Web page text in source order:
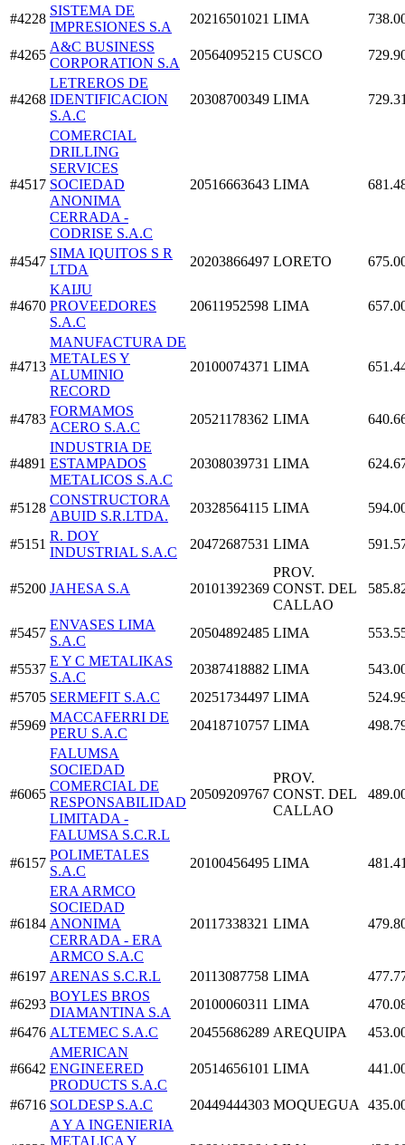
#4228
SISTEMA DE
IMPRESIONES S.A
20216501021 LIMA
#4265
A&C BUSINESS
CORPORATION S.A
20564095215 CUSCO
#4268
LETREROS DE
IDENTIFICACION
S.A.C
20308700349 LIMA
#4517
COMERCIAL
DRILLING
SERVICES
SOCIEDAD
ANONIMA
CERRADA -
CODRISE S.A.C
20516663643 LIMA
#4547
SIMA IQUITOS S R
LTDA
20203866497 LORETO
#4670
KAIJU
PROVEEDORES
S.A.C
20611952598 LIMA
#4713
MANUFACTURA DE
METALES Y
ALUMINIO
RECORD
20100074371 LIMA
#4783
FORMAMOS
ACERO S.A.C
20521178362 LIMA
#4891
INDUSTRIA DE
ESTAMPADOS
METALICOS S.A.C
20308039731 LIMA
#5128
CONSTRUCTORA
ABUID S.R.LTDA.
20328564115 LIMA
#5151
R. DOY
INDUSTRIAL S.A.C
20472687531 LIMA
#5200 JAHESA S.A 20101392369
PROV.
CONST. DEL
CALLAO
#5457
ENVASES LIMA
S.A.C
20504892485 LIMA
#5537
E Y C METALIKAS
S.A.C
20387418882 LIMA
#5705 SERMEFIT S.A.C 20251734497 LIMA
#5969
MACCAFERRI DE
PERU S.A.C
20418710757 LIMA
#6065
FALUMSA
SOCIEDAD
COMERCIAL DE
RESPONSABILIDAD
LIMITADA -
FALUMSA S.C.R.L
20509209767
PROV.
CONST. DEL
CALLAO
#6157
POLIMETALES
S.A.C
20100456495 LIMA
#6184
ERA ARMCO
SOCIEDAD
ANONIMA
CERRADA - ERA
ARMCO S.A.C
20117338321 LIMA
#6197 ARENAS S.C.R.L 20113087758 LIMA
#6293
BOYLES BROS
DIAMANTINA S.A
20100060311 LIMA
#6476 ALTEMEC S.A.C 20455686289 AREQUIPA
#6642
AMERICAN
ENGINEERED
PRODUCTS S.A.C
20514656101 LIMA
#6716 SOLDESP S.A.C 20449444303 MOQUEGUA
A Y A INGENIERIA
METALICA Y